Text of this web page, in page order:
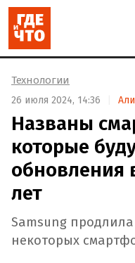
Технологии
26 июля 2024, 14:36
Названы
которые
обновления
лет
Samsung
некоторых